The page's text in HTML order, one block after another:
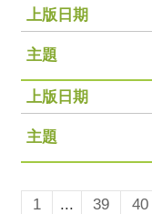
1 ... 39 40